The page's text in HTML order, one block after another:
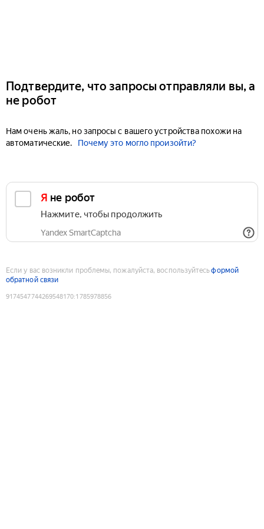
Подтвердите, что запросы отправляли вы, а
не робот
Нам очень жаль, но запросы с вашего устройства похожи на
автоматические.
Почему это могло произойти?
Я не робот
Нажмите, чтобы продолжить
Yandex SmartCaptcha
Если у вас возникли проблемы, пожалуйста, воспользуйтесьформой
обратной связи
9174547744269548170:1785978856